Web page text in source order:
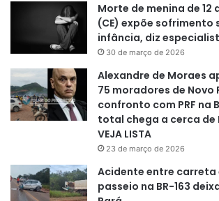
Morte de menina de 12
(CE) expõe sofrimento
infância, diz
30 de março de 2026
Alexandre de Moraes
75 moradores de Novo
confronto com PRF na
total chega a cerca de
VEJA LISTA
23 de março de 2026
Acidente entre carreta
passeio na BR-163